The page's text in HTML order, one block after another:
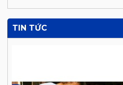
TIN TỨC